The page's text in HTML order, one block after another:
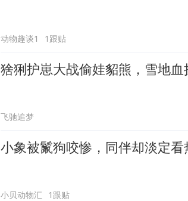
动物趣谈1 1跟贴
猞猁护崽大战偷娃貂熊，雪地血
飞驰追梦
小象被鬣狗咬惨，同伴却淡定
小贝动物汇 1跟贴